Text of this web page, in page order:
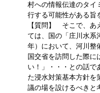
村への情報伝達のタイ
行する可能性がある旨
【質問】 そこで、あ
ては、国の「庄川水系
年）において、河川整
国交省を訪問した際に
い！」・・・との話で
た浸水対策基本方針を
議の場を設けるべきと